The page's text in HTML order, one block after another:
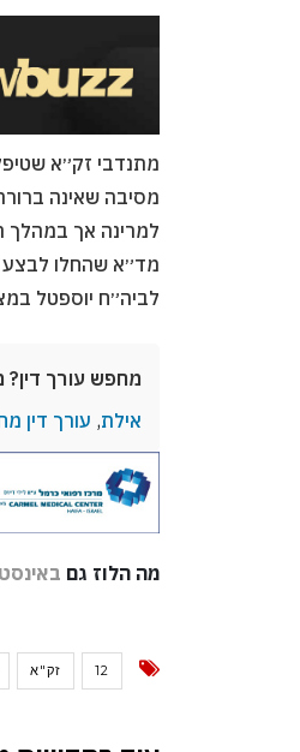
מסיבה שאינה
למרינה אך במהלך
לביה״ח יוספטל
מחפש עורך דין?
אילת, עורך דין
מה הלוז גם
12 זק"א